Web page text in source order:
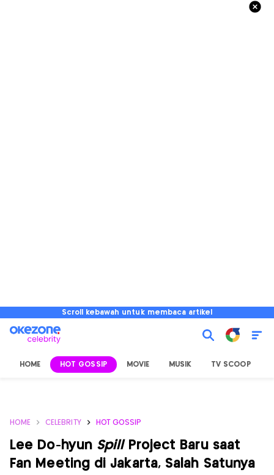
Scroll kebawah untuk membaca artikel
HOME HOT GOSSIP MOVIE MUSIK TV SCOOP
HOME CELEBRITY HOT GOSSIP
Lee Do-hyun SpillProject Baru saat
Fan Meeting di Jakarta, Salah Satunya